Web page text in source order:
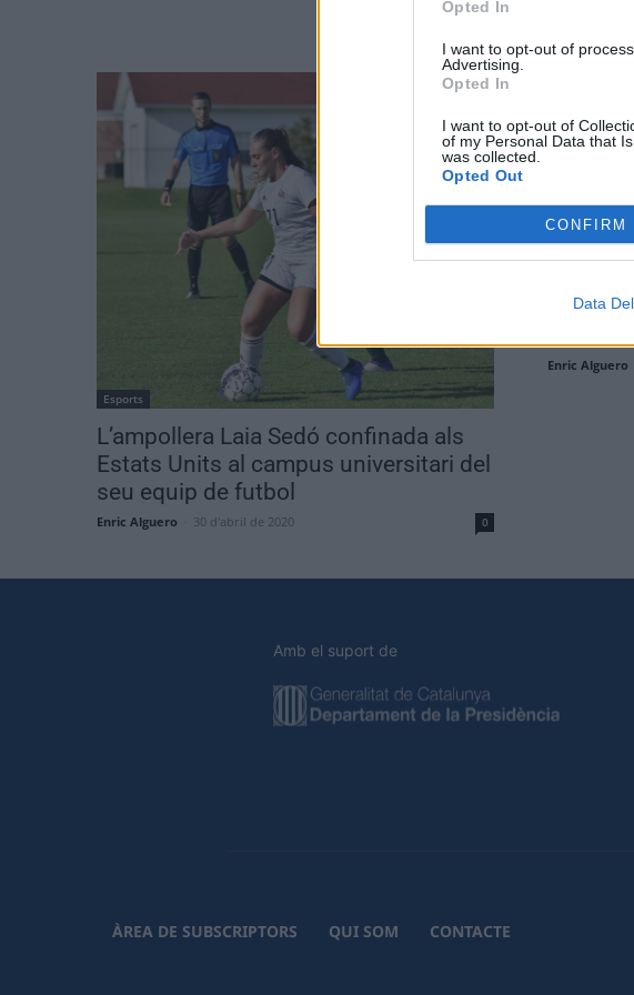
Opted In
I want to opt-out of
Advertising.
Opted In
I want to opt-out of
of my Personal Data that
was collected.
Opted Out
CONFIRM
Data
Esports
L’ampollera Laia Sedó confinada als
Estats Units al campus universitari del
seu equip de futbol
Enric Alguero 30 d'abril de 2020 0
Èxit en
Enric Alguero
Amb el suport de
ÀREA DE SUBSCRIPTORS QUI SOM CONTACTE